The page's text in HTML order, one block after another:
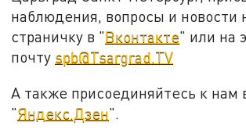
наблюдения, вопросы и новости
страничку в "Вконтакте" или на
почту spb@Tsargrad.TV
А также присоединяйтесь к нам
"Яндекс.Дзен".